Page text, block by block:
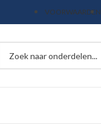
VOORWAARDEN